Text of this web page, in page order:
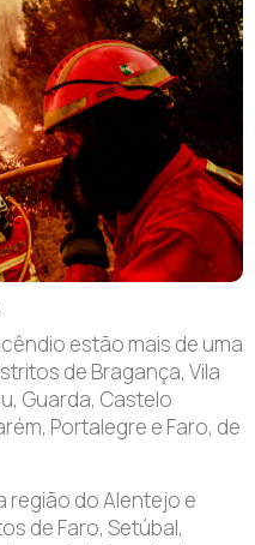
estão mais de uma
de Bragança, Vila
Guarda, Castelo
Portalegre e Faro, de
região do Alentejo e
de Faro, Setúbal,